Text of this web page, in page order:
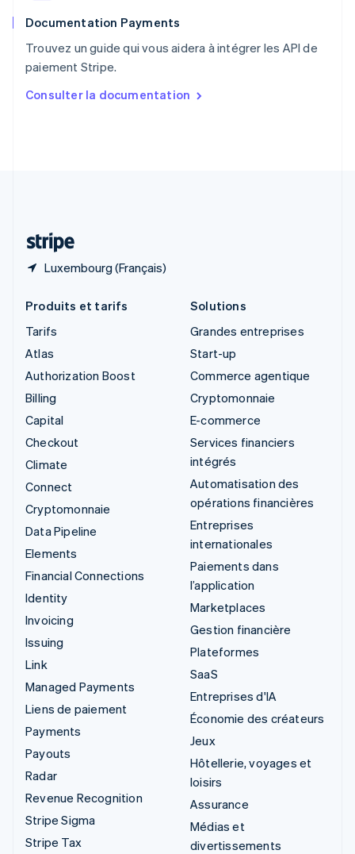
Documentation Payments
Trouvez un guide qui vous aidera à intégrer les API de
paiement Stripe.
Consulter la documentation
Luxembourg (Français)
Royaume-Uni
Singapour
English 简体中文
English
Produits et tarifs
Tarifs
Atlas
Authorization Boost
Billing
Capital
Checkout
Climate
Connect
Cryptomonnaie
Data Pipeline
Elements
Financial Connections
Identity
Invoicing
Issuing
Link
Managed Payments
Liens de paiement
Payments
Payouts
Radar
Revenue Recognition
Stripe Sigma
Stripe Tax
Solutions
Grandes entreprises
Start-up
Commerce agentique
Cryptomonnaie
E-commerce
Services financiers
intégrés
Automatisation des
opérations financières
Entreprises
internationales
Paiements dans
l’application
Marketplaces
Gestion financière
Plateformes
SaaS
Entreprises d'IA
Économie des créateurs
Jeux
Hôtellerie, voyages et
loisirs
Assurance
Médias et
divertissements